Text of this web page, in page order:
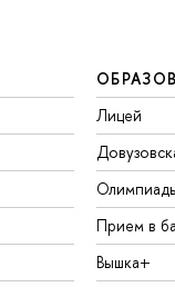
Лицей
Прием в
Вышка+